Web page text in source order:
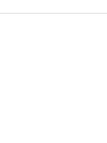
了下去。
青借錢。
夠好。」